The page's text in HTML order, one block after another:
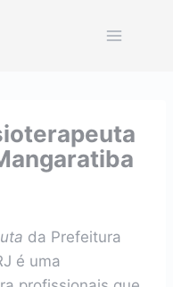
da Prefeitura
é uma